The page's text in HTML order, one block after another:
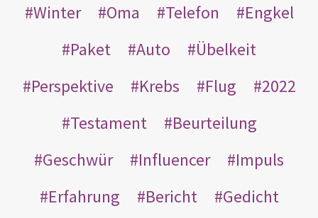
Winter
Oma Telefon
Engkel
Paket
Auto
Übelkeit
Perspektive
Krebs Flug
2022
Testament
Beurteilung
Geschwür
Influencer
Impuls
Erfahrung
Bericht
Gedicht